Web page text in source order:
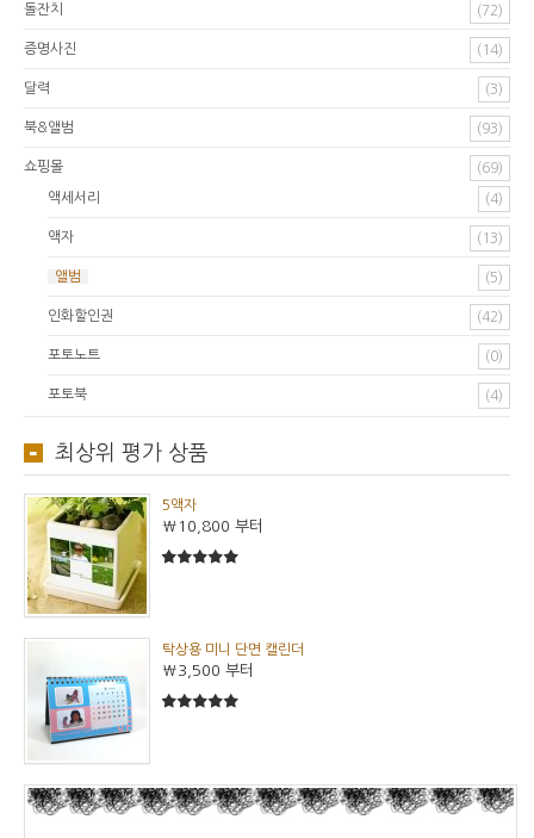
돌잔치 (72)
증명사진 (14)
달력 (3)
북&앨범 (93)
쇼핑몰 (69)
액세서리 (4)
액자 (13)
앨범 (5)
인화할인권 (42)
포토노트 (0)
포토북 (4)
최상위 평가 상품
5액자
₩10,800 부터
탁상용 미니 단면 캘린더
₩3,500 부터